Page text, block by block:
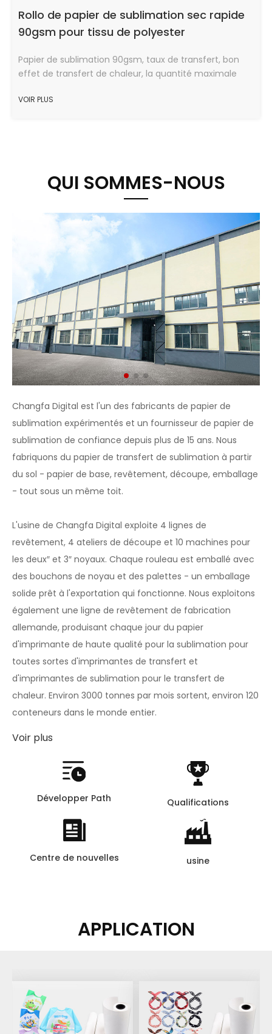
Rollo de papier de sublimation sec rapide
90gsm pour tissu de polyester
Papier de sublimation 90gsm, taux de transfert, bon
effet de transfert de chaleur, la quantité maximale
VOIR PLUS
QUI SOMMES-NOUS
Changfa Digital est l'un des fabricants de papier de
sublimation expérimentés et un fournisseur de papier de
sublimation de confiance depuis plus de 15 ans. Nous
fabriquons du papier de transfert de sublimation à partir
du sol - papier de base, revêtement, découpe, emballage
- tout sous un même toit.
L'usine de Changfa Digital exploite 4 lignes de
revêtement, 4 ateliers de découpe et 10 machines pour
les deux″ et 3″ noyaux. Chaque rouleau est emballé avec
des bouchons de noyau et des palettes - un emballage
solide prêt à l'exportation qui fonctionne. Nous exploitons
également une ligne de revêtement de fabrication
allemande, produisant chaque jour du papier
d'imprimante de haute qualité pour la sublimation pour
toutes sortes d'imprimantes de transfert et
d'imprimantes de sublimation pour le transfert de
chaleur. Environ 3000 tonnes par mois sortent, environ 120
conteneurs dans le monde entier.
Voir plus
Développer Path Qualifications
Centre de nouvelles usine
APPLICATION